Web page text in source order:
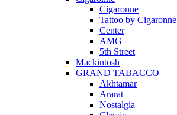
Cigaronne
Tattoo by Cigaronne
Center
AMG
5th Street
Mackintosh
GRAND TABACCO
Akhtamar
Ararat
Nostalgia